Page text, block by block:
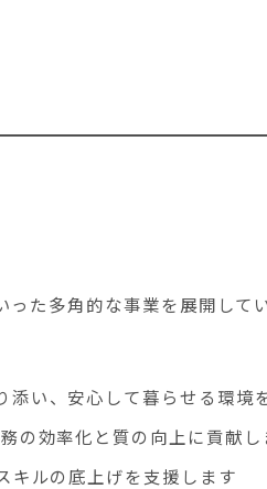
た多角的な事業を展開してい
い、安心して暮らせる環境
の効率化と質の向上に貢献
キルの底上げを支援します